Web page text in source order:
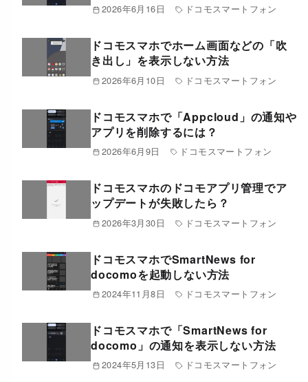
2026年6月16日 ドコモスマートフォン
ドコモスマホでホーム画面などの「吹
き出し」を表示しない方法
2026年6月10日 ドコモスマートフォン
ドコモスマホで「Appcloud」の通知や
アプリを削除するには？
2026年6月9日 ドコモスマートフォン
ドコモスマホのドコモアプリ管理でア
ップデートが失敗したら？
2026年3月30日 ドコモスマートフォン
ドコモスマホでSmartNews for
docomoを起動しない方法
2024年11月8日 ドコモスマートフォン
ドコモスマホで「SmartNews for
docomo」の通知を表示しない方法
2024年5月13日 ドコモスマートフォン